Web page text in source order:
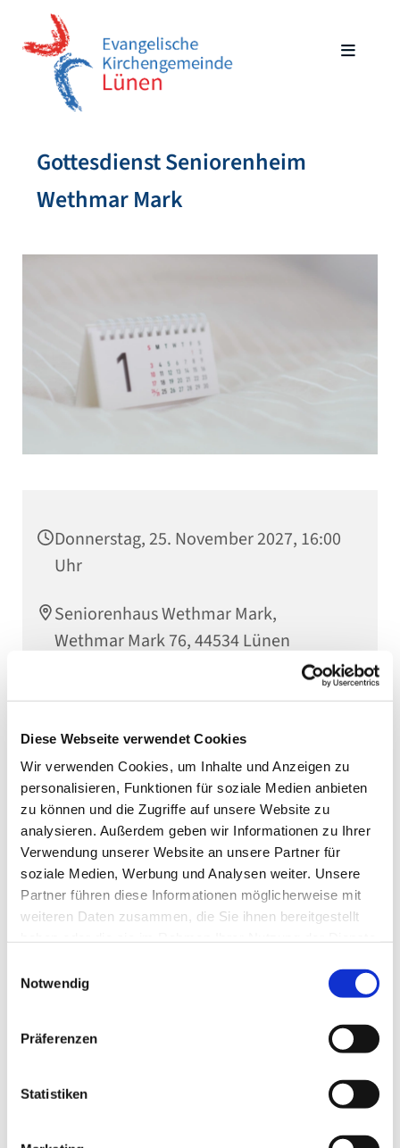
Diese Webseite verwendet Cookies
Wir verwenden Cookies, um Inhalte und Anzeigen zu
personalisieren, Funktionen für soziale Medien anbieten
zu können und die Zugriffe auf unsere Website zu
analysieren. Außerdem geben wir Informationen zu Ihrer
Verwendung unserer Website an unsere Partner für
soziale Medien, Werbung und Analysen weiter. Unsere
Partner führen diese Informationen möglicherweise mit
weiteren Daten zusammen, die Sie ihnen bereitgestellt
Notwendig
Präferenzen
Statistiken
Gottesdienst Seniorenheim
Wethmar Mark
Donnerstag, 25. November 2027, 16:00
Uhr
Seniorenhaus Wethmar Mark,
Wethmar Mark 76, 44534 Lünen